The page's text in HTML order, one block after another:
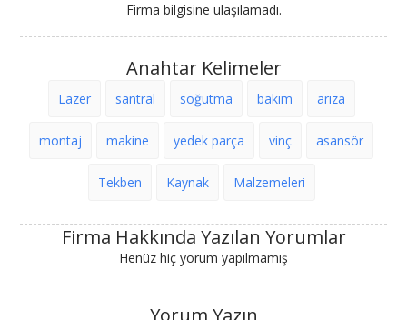
Firma bilgisine ulaşılamadı.
Anahtar Kelimeler
Lazer santral soğutma bakım arıza
montaj makine yedek parça vinç asansör
Tekben Kaynak Malzemeleri
Firma Hakkında Yazılan Yorumlar
Henüz hiç yorum yapılmamış
Yorum Yazın